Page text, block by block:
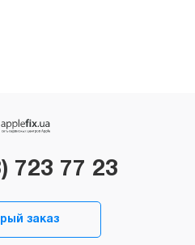
723 77 23
заказ